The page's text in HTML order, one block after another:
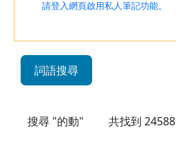
請登入網頁啟用私人筆記功能。
詞語搜尋
搜尋 "的動" 共找到 24588